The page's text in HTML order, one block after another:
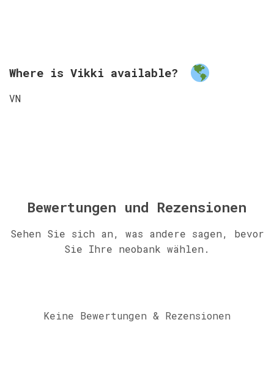
Where is Vikki available?
VN
Bewertungen und Rezensionen
Sehen Sie sich an, was andere sagen, bevor
Sie Ihre neobank wählen.
Keine Bewertungen & Rezensionen